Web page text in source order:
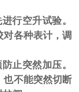
行空升试验。
各种表计，调
止突然加压。
也不能突然切断